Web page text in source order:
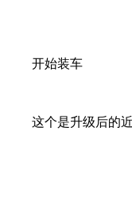
开始装车
这个是升级后的